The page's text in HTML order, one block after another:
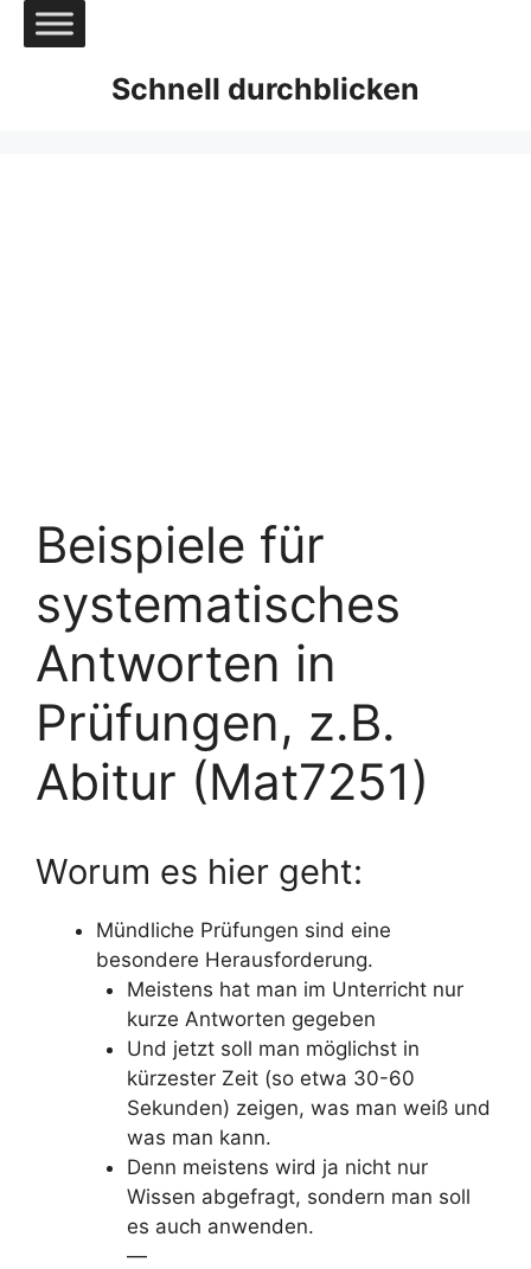
Zum
Inhalt
Schnell durchblicken
Beispiele für
systematisches
Antworten in
Prüfungen, z.B.
Abitur (Mat7251)
Worum es hier geht:
Mündliche Prüfungen sind eine
besondere Herausforderung.
Meistens hat man im Unterricht nur
kurze Antworten gegeben
Und jetzt soll man möglichst in
kürzester Zeit (so etwa 30-60
Sekunden) zeigen, was man weiß und
was man kann.
Denn meistens wird ja nicht nur
Wissen abgefragt, sondern man soll
es auch anwenden.
—